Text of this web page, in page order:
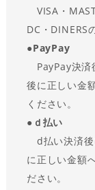
VISA・
DC・DINERS
●PayPay
PayPay決済
後に正しい金
ください。
●ｄ払い
d払い決済後
に正しい金額
ださい。